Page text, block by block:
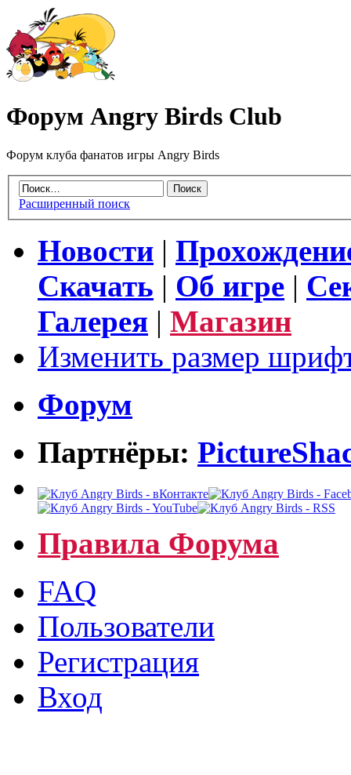
Форум Angry Birds Club
Форум клуба фанатов игры Angry Birds
Расширенный поиск
Новости |
Скачать | Об игре |
Галерея | Магазин
Изменить размер
Форум
Партнёры:
Правила Форума
FAQ
Пользователи
Регистрация
Вход